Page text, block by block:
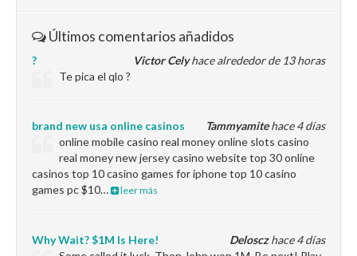
Últimos comentarios añadidos
Victor Celyhace alrededor de 13 horas
?
Te pica el qlo ?
Tammyamitehace 4 días
brand new usa online casinos
online mobile casino real money online slots casino
real money new jersey casino website top 30 online
casinos top 10 casino games for iphone top 10 casino
games pc $10…
leer más
Delosczhace 4 días
Why Wait? $1M Is Here!